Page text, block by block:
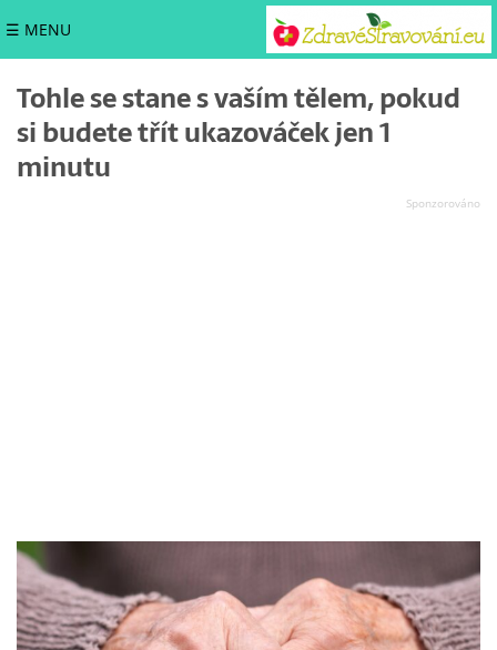
☰ MENU
Tohle se stane s vaším tělem, pokud
si budete třít ukazováček jen 1
minutu